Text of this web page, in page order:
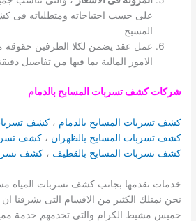
على حسب احتياجاته ومتطلباته فى
المسبح
عمل عقد يضمن لكلا الطرفين حقوقة
الامور المالية بما فيها من تفاصيل
شركات كشف تسربات المسابح بالدمام
كشف تسربات المسابح بالدمام ،كشف
كشف تسربات المسابح بالظهران ، كشف
كشف تسربات المسابح بالقطيف ،كشف
خدمات نقدمها بجانب كشف تسربات
نحن نمتلك الكثير من الاقسام التى يشرفنا
خميس مشيط الكرام والتى تخدمهم خدمة